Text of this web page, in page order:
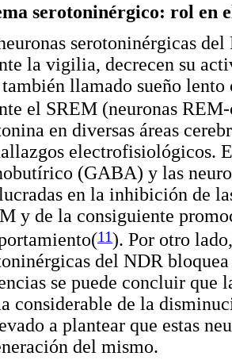
serotoninérgico: rol en
serotoninérgicas
la vigilia, decrecen su
llamado sueño
el SREM (neuronas
en diversas áreas
electrofisiológicos.
(GABA) y las
en la inhibición de
y de la consiguiente
11). Por otro
del NDR
se puede concluir que
considerable de la
a plantear que estas
del mismo.